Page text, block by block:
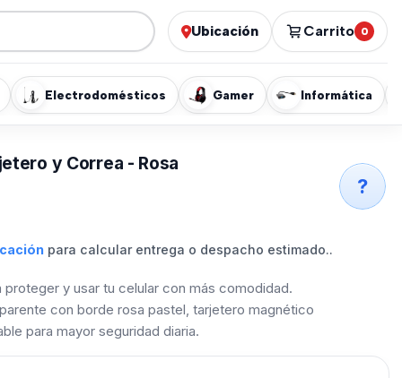
Ubicación Carrito 0
Electrodomésticos Gamer Informática
y Correa - Rosa
para calcular entrega o despacho estimado..
proteger y usar tu celular con más comodidad.
con borde rosa pastel, tarjetero magnético
para mayor seguridad diaria.
?